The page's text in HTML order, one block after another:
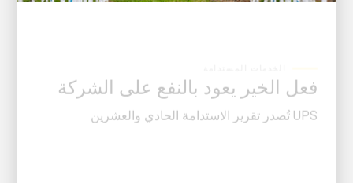
UPS تُصدر تقرير الاستدامة الحادي والعشرين